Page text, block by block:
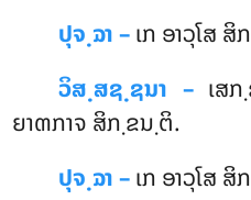
ປຸຈ຺ຉາ –ເກ ອາວຸໂສ
ວິສ຺ສຊ຺ຊນາ –ເສກ຺
ຍາຓກາຈ ສິກ຺ຂນ຺ຕິ.
ປຸຈ຺ຉາ –ເກ ອາວຸໂສ